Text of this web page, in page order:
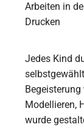
Arbeiten in
Drucken
Jedes Kind
Modellieren,
wurde